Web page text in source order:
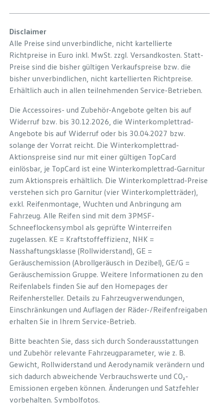
Disclaimer
Alle Preise sind unverbindliche, nicht kartellierte
Richtpreise in Euro inkl. MwSt. zzgl. Versandkosten. Statt-
Preise sind die bisher gültigen Verkaufspreise bzw. die
bisher unverbindlichen, nicht kartellierten Richtpreise.
Erhältlich auch in allen teilnehmenden Service-Betrieben.
Die Accessoires- und Zubehör-Angebote gelten bis auf
Widerruf bzw. bis 30.12.2026, die Winterkomplettrad-
Angebote bis auf Widerruf oder bis 30.04.2027 bzw.
solange der Vorrat reicht. Die Winterkomplettrad-
Aktionspreise sind nur mit einer gültigen TopCard
einlösbar, je TopCard ist eine Winterkomplettrad-Garnitur
zum Aktionspreis erhältlich. Die Winterkomplettrad-Preise
verstehen sich pro Garnitur (vier Winterkompletträder),
exkl. Reifenmontage, Wuchten und Anbringung am
Fahrzeug. Alle Reifen sind mit dem 3PMSF-
Schneeflockensymbol als geprüfte Winterreifen
zugelassen. KE = Kraftstoffeffizienz, NHK =
Nasshaftungsklasse (Rollwiderstand), GE =
Geräuschemission (Abrollgeräusch in Dezibel), GE/G =
Geräuschemission Gruppe. Weitere Informationen zu den
Reifenlabels finden Sie auf den Homepages der
Reifenhersteller. Details zu Fahrzeugverwendungen,
Einschränkungen und Auflagen der Räder-/Reifenfreigaben
erhalten Sie in Ihrem Service-Betrieb.
Bitte beachten Sie, dass sich durch Sonderausstattungen
und Zubehör relevante Fahrzeugparameter, wie z. B.
Gewicht, Rollwiderstand und Aerodynamik verändern und
sich dadurch abweichende Verbrauchswerte und CO₂-
Emissionen ergeben können. Änderungen und Satzfehler
vorbehalten. Symbolfotos.